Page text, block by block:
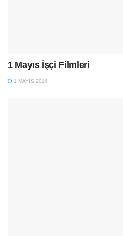
1 Mayıs İşçi Filmleri
1 MAYIS 2014